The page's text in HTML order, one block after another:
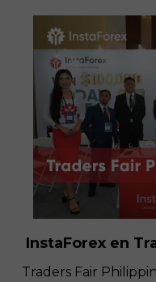
InstaForex en
Traders Fair